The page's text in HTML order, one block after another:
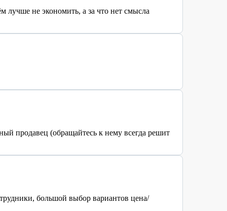
лучше не экономить, а за что нет смысла
продавец (обращайтесь к нему всегда решит
большой выбор вариантов цена/